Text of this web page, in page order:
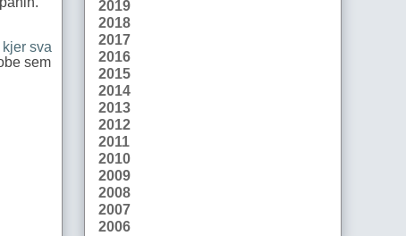
sva
sem
2019
2018
2017
2016
2015
2014
2013
2012
2011
2010
2009
2008
2007
2006